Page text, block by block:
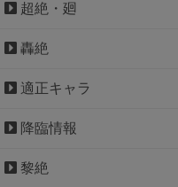
超絶・廻
轟絶
適正キャラ
降臨情報
黎絶